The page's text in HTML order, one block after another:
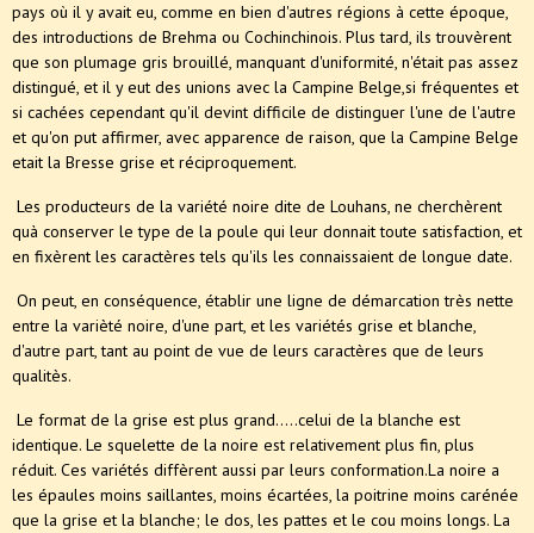
pays où il y avait eu, comme en bien d'autres régions à cette époque,
des introductions de Brehma ou Cochinchinois. Plus tard, ils trouvèrent
que son plumage gris brouillé, manquant d'uniformité, n'était pas assez
distingué, et il y eut des unions avec la Campine Belge,si fréquentes et
si cachées cependant qu'il devint difficile de distinguer l'une de l'autre
et qu'on put affirmer, avec apparence de raison, que la Campine Belge
etait la Bresse grise et réciproquement.
Les producteurs de la variété noire dite de Louhans, ne cherchèrent
quà conserver le type de la poule qui leur donnait toute satisfaction, et
en fixèrent les caractères tels qu'ils les connaissaient de longue date.
On peut, en conséquence, établir une ligne de démarcation très nette
entre la varièté noire, d'une part, et les variétés grise et blanche,
d'autre part, tant au point de vue de leurs caractères que de leurs
qualitès.
Le format de la grise est plus grand.....celui de la blanche est
identique. Le squelette de la noire est relativement plus fin, plus
réduit. Ces variétés diffèrent aussi par leurs conformation.La noire a
les épaules moins saillantes, moins écartées, la poitrine moins carénée
que la grise et la blanche; le dos, les pattes et le cou moins longs. La